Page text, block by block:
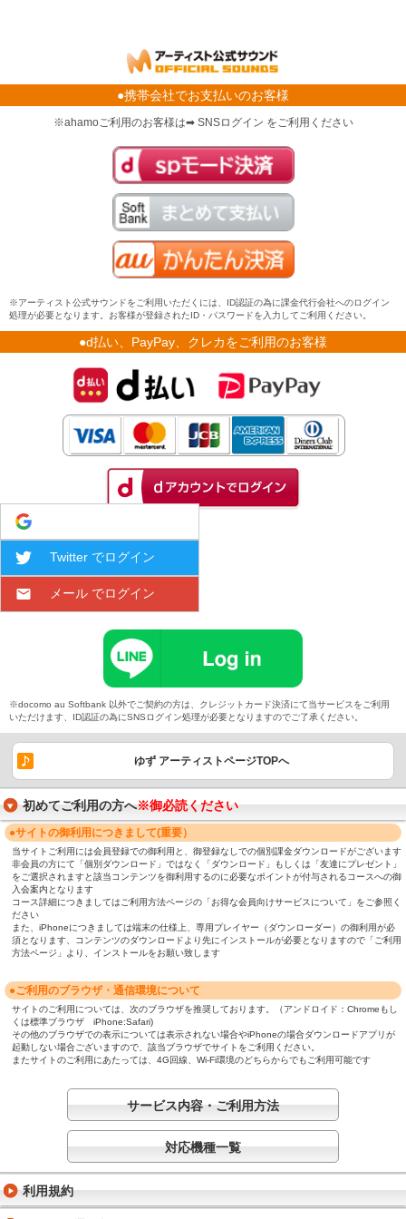
●携帯会社でお支払いのお客様
※ahamoご利用のお客様は➡ SNSログイン をご利用ください
※アーティスト公式サウンドをご利用いただくには、ID認証の為に課金代行会社へのログイン
処理が必要となります。お客様が登録されたID・パスワードを入力してご利用ください。
●d払い、PayPay、クレカをご利用のお客様
Twitter でログイン
メール でログイン
※docomo au Softbank 以外でご契約の方は、クレジットカード決済にて当サービスをご利用
いただけます、ID認証の為にSNSログイン処理が必要となりますのでご了承ください。
ゆず アーティストページTOPへ
初めてご利用の方へ※御必読ください
●サイトの御利用につきまして(重要）
当サイトご利用には会員登録での御利用と、御登録なしでの個別課金ダウンロードがございます
非会員の方にて「個別ダウンロード」ではなく「ダウンロード」もしくは「友達にプレゼント」
をご選択されますと該当コンテンツを御利用するのに必要なポイントが付与されるコースへの御
入会案内となります
コース詳細につきましてはご利用方法ページの「お得な会員向けサービスについて」をご参照く
ださい
また、iPhoneにつきましては端末の仕様上、専用プレイヤー（ダウンローダー）の御利用が必
須となります、コンテンツのダウンロードより先にインストールが必要となりますので「ご利用
方法ページ」より、インストールをお願い致します
●ご利用のブラウザ・通信環境について
サイトのご利用については、次のブラウザを推奨しております。（アンドロイド：Chromeもし
くは標準ブラウザ iPhone:Safari)
その他のブラウザでの表示については表示されない場合やiPhoneの場合ダウンロードアプリが
起動しない場合ございますので、該当ブラウザでサイトをご利用ください。
またサイトのご利用にあたっては、4G回線、Wi-Fi環境のどちらからでもご利用可能です
サービス内容・ご利用方法
対応機種一覧
利用規約